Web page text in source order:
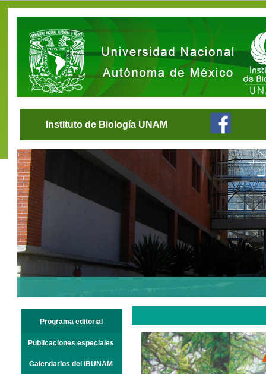
Instituto de Biología UNAM
Programa editorial
Publicaciones especiales
Calendarios del IBUNAM